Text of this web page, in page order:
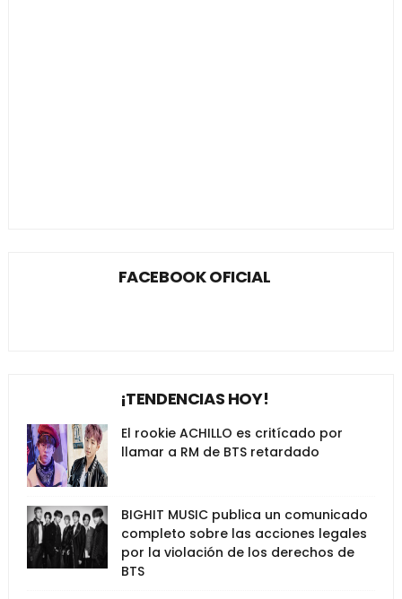
FACEBOOK OFICIAL
¡TENDENCIAS HOY!
El rookie ACHILLO es critícado por
llamar a RM de BTS retardado
BIGHIT MUSIC publica un comunicado
completo sobre las acciones legales
por la violación de los derechos de
BTS